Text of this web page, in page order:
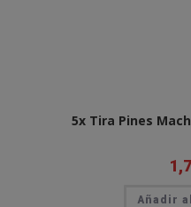
5x Tira Pines
Añadir